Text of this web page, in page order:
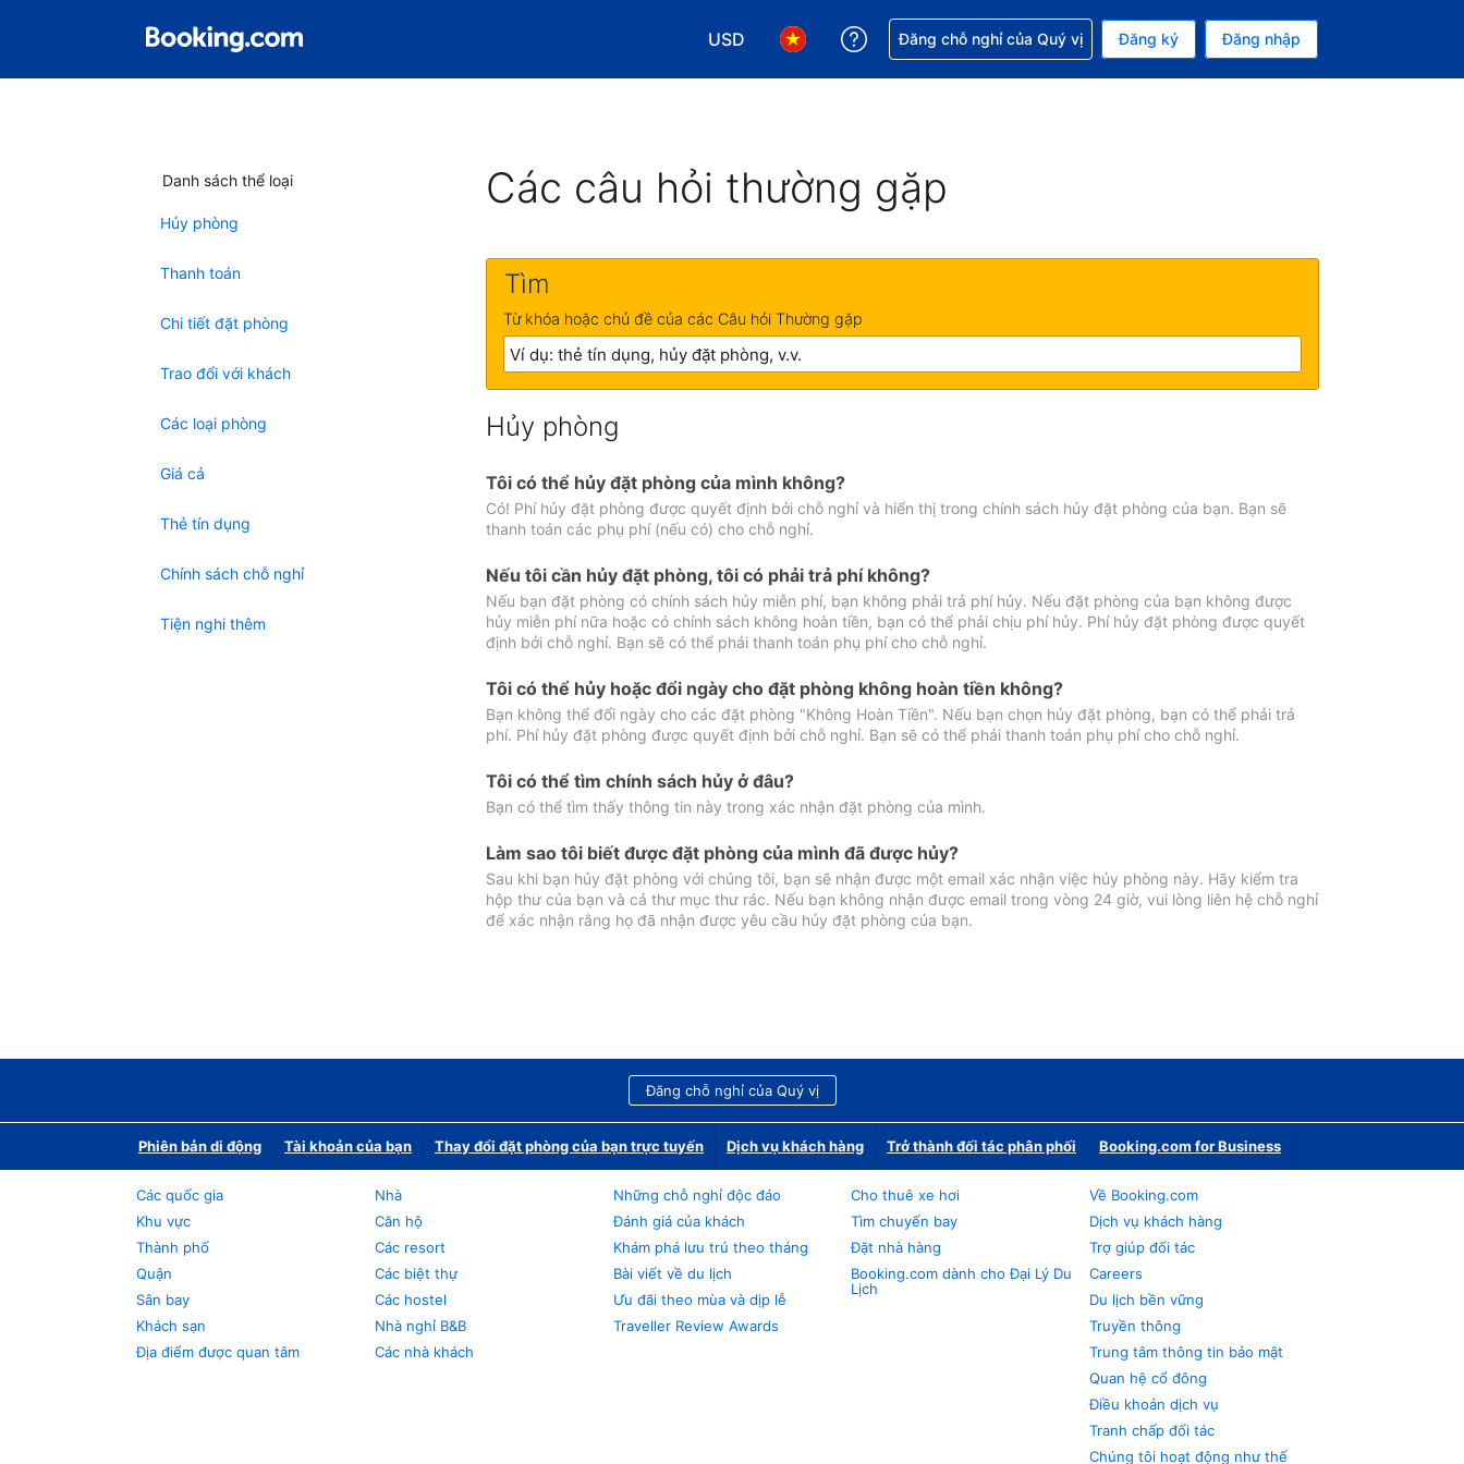
USD
Chọn loại tiền tệ của bạn. Loại tiền tệ hiện tại của bạn là Đô la Mỹ
Chọn ngôn ngữ của bạn. Ngôn ngữ hiện tại của bạn là Tiếng Việt
Nhận trợ giúp với đặt chỗ
Đăng chỗ nghỉ của Quý vị Đăng ký Đăng nhập
Danh sách thể loại
Hủy phòng
Thanh toán
Chi tiết đặt phòng
Trao đổi với khách
Các loại phòng
Giá cả
Thẻ tín dụng
Chính sách chỗ nghỉ
Tiện nghi thêm
Các câu hỏi thường gặp
Tìm
Từ khóa hoặc chủ đề của các Câu hỏi Thường gặp
Hủy phòng
Tôi có thể hủy đặt phòng của mình không?
Có! Phí hủy đặt phòng được quyết định bởi chỗ nghỉ và hiển thị trong chính sách hủy đặt phòng của bạn. Bạn sẽ
thanh toán các phụ phí (nếu có) cho chỗ nghỉ.
Nếu tôi cần hủy đặt phòng, tôi có phải trả phí không?
Nếu bạn đặt phòng có chính sách hủy miễn phí, bạn không phải trả phí hủy. Nếu đặt phòng của bạn không được
hủy miễn phí nữa hoặc có chính sách không hoàn tiền, bạn có thể phải chịu phí hủy. Phí hủy đặt phòng được quyết
định bởi chỗ nghỉ. Bạn sẽ có thể phải thanh toán phụ phí cho chỗ nghỉ.
Tôi có thể hủy hoặc đổi ngày cho đặt phòng không hoàn tiền không?
Bạn không thể đổi ngày cho các đặt phòng "Không Hoàn Tiền". Nếu bạn chọn hủy đặt phòng, bạn có thể phải trả
phí. Phí hủy đặt phòng được quyết định bởi chỗ nghỉ. Bạn sẽ có thể phải thanh toán phụ phí cho chỗ nghỉ.
Tôi có thể tìm chính sách hủy ở đâu?
Bạn có thể tìm thấy thông tin này trong xác nhận đặt phòng của mình.
Làm sao tôi biết được đặt phòng của mình đã được hủy?
Sau khi bạn hủy đặt phòng với chúng tôi, bạn sẽ nhận được một email xác nhận việc hủy phòng này. Hãy kiểm tra
hộp thư của bạn và cả thư mục thư rác. Nếu bạn không nhận được email trong vòng 24 giờ, vui lòng liên hệ chỗ nghỉ
để xác nhận rằng họ đã nhận được yêu cầu hủy đặt phòng của bạn.
Đăng chỗ nghỉ của Quý vị
Phiên bản di động Tài khoản của bạn Thay đổi đặt phòng của bạn trực tuyến Dịch vụ khách hàng Trở thành đối tác phân phối Booking.com for Business
Các quốc gia
Khu vực
Thành phố
Quận
Sân bay
Khách sạn
Địa điểm được quan tâm
Nhà
Căn hộ
Các resort
Các biệt thự
Các hostel
Nhà nghỉ B&B
Các nhà khách
Những chỗ nghỉ độc đáo
Đánh giá của khách
Khám phá lưu trú theo tháng
Bài viết về du lịch
Ưu đãi theo mùa và dịp lễ
Traveller Review Awards
Cho thuê xe hơi
Tìm chuyến bay
Đặt nhà hàng
Booking.com dành cho Đại Lý Du
Lịch
Về Booking.com
Dịch vụ khách hàng
Trợ giúp đối tác
Careers
Du lịch bền vững
Truyền thông
Trung tâm thông tin bảo mật
Quan hệ cổ đông
Điều khoản dịch vụ
Tranh chấp đối tác
Chúng tôi hoạt động như thế